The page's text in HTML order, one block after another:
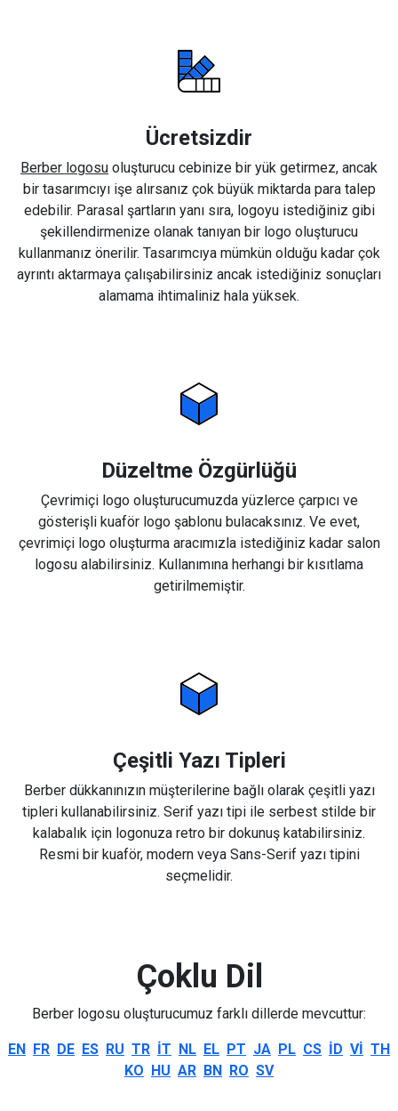
Ücretsizdir
Berber logosu oluşturucu cebinize bir yük getirmez, ancak
bir tasarımcıyı işe alırsanız çok büyük miktarda para talep
edebilir. Parasal şartların yanı sıra, logoyu istediğiniz gibi
şekillendirmenize olanak tanıyan bir logo oluşturucu
kullanmanız önerilir. Tasarımcıya mümkün olduğu kadar çok
ayrıntı aktarmaya çalışabilirsiniz ancak istediğiniz sonuçları
alamama ihtimaliniz hala yüksek.
Düzeltme Özgürlüğü
Çevrimiçi logo oluşturucumuzda yüzlerce çarpıcı ve
gösterişli kuaför logo şablonu bulacaksınız. Ve evet,
çevrimiçi logo oluşturma aracımızla istediğiniz kadar salon
logosu alabilirsiniz. Kullanımına herhangi bir kısıtlama
getirilmemiştir.
Çeşitli Yazı Tipleri
Berber dükkanınızın müşterilerine bağlı olarak çeşitli yazı
tipleri kullanabilirsiniz. Serif yazı tipi ile serbest stilde bir
kalabalık için logonuza retro bir dokunuş katabilirsiniz.
Resmi bir kuaför, modern veya Sans-Serif yazı tipini
seçmelidir.
Çoklu Dil
Berber logosu oluşturucumuz farklı dillerde mevcuttur:
EN FR DE ES RU TR IT NL EL PT JA PL CS ID VI TH
KO HU AR BN RO SV